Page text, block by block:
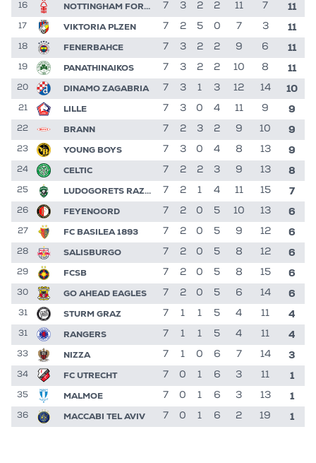
16 NOTTINGHAM FOREST 7 3 2 2 11 7 11
17 VIKTORIA PLZEN 7 2 5 0 7 3 11
18 FENERBAHCE 7 3 2 2 9 6 11
19 PANATHINAIKOS 7 3 2 2 10 8 11
20 DINAMO ZAGABRIA 7 3 1 3 12 14 10
21 LILLE 7 3 0 4 11 9 9
22 BRANN 7 2 3 2 9 10 9
23 YOUNG BOYS 7 3 0 4 8 13 9
24 CELTIC 7 2 2 3 9 13 8
25 LUDOGORETS RAZGRAD 7 2 1 4 11 15 7
26 FEYENOORD 7 2 0 5 10 13 6
27 FC BASILEA 1893 7 2 0 5 9 12 6
28 SALISBURGO 7 2 0 5 8 12 6
29 FCSB 7 2 0 5 8 15 6
30 GO AHEAD EAGLES 7 2 0 5 6 14 6
31 STURM GRAZ 7 1 1 5 4 11 4
31 RANGERS 7 1 1 5 4 11 4
33 NIZZA 7 1 0 6 7 14 3
34 FC UTRECHT 7 0 1 6 3 11 1
35 MALMOE 7 0 1 6 3 13 1
36 MACCABI TEL AVIV 7 0 1 6 2 19 1